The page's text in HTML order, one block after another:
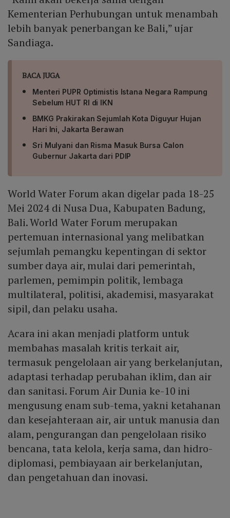
Kementerian Perhubungan untuk menambah
lebih banyak penerbangan ke Bali,” ujar
Sandiaga.
BACA JUGA
Menteri PUPR Optimistis Istana Negara Rampung
Sebelum HUT RI di IKN
BMKG Prakirakan Sejumlah Kota Diguyur Hujan
Hari Ini, Jakarta Berawan
Sri Mulyani dan Risma Masuk Bursa Calon
Gubernur Jakarta dari PDIP
World Water Forum akan digelar pada 18-25
Mei 2024 di Nusa Dua, Kabupaten Badung,
Bali. World Water Forum merupakan
pertemuan internasional yang melibatkan
sejumlah pemangku kepentingan di sektor
sumber daya air, mulai dari pemerintah,
parlemen, pemimpin politik, lembaga
multilateral, politisi, akademisi, masyarakat
sipil, dan pelaku usaha.
Acara ini akan menjadi platform untuk
membahas masalah kritis terkait air,
termasuk pengelolaan air yang berkelanjutan,
adaptasi terhadap perubahan iklim, dan air
dan sanitasi. Forum Air Dunia ke-10 ini
mengusung enam sub-tema, yakni ketahanan
dan kesejahteraan air, air untuk manusia dan
alam, pengurangan dan pengelolaan risiko
bencana, tata kelola, kerja sama, dan hidro-
diplomasi, pembiayaan air berkelanjutan,
dan pengetahuan dan inovasi.